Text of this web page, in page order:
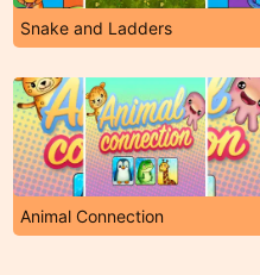
Snake and Ladders
Animal Connection